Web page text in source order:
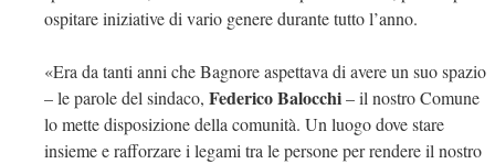
ospitare iniziative di vario genere durante tutto l’anno.
«Era da tanti anni che Bagnore aspettava di avere un suo spazio
– le parole del sindaco, Federico Balocchi– il nostro Comune
lo mette disposizione della comunità. Un luogo dove stare
insieme e rafforzare i legami tra le persone per rendere il nostro